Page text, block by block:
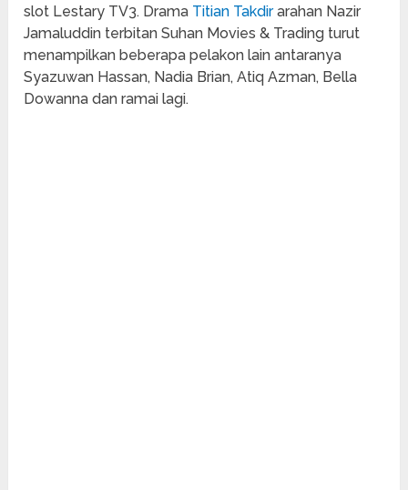
slot Lestary TV3. Drama Titian Takdirarahan Nazir
Jamaluddin terbitan Suhan Movies & Trading turut
menampilkan beberapa pelakon lain antaranya
Syazuwan Hassan, Nadia Brian, Atiq Azman, Bella
Dowanna dan ramai lagi.